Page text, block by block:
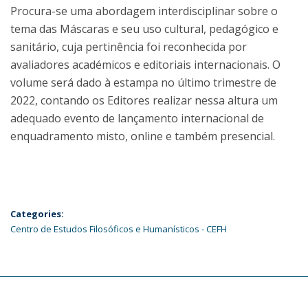
Procura-se uma abordagem interdisciplinar sobre o
tema das Máscaras e seu uso cultural, pedagógico e
sanitário, cuja pertinência foi reconhecida por
avaliadores académicos e editoriais internacionais. O
volume será dado à estampa no último trimestre de
2022, contando os Editores realizar nessa altura um
adequado evento de lançamento internacional de
enquadramento misto, online e também presencial.
Categories:
Centro de Estudos Filosóficos e Humanísticos - CEFH